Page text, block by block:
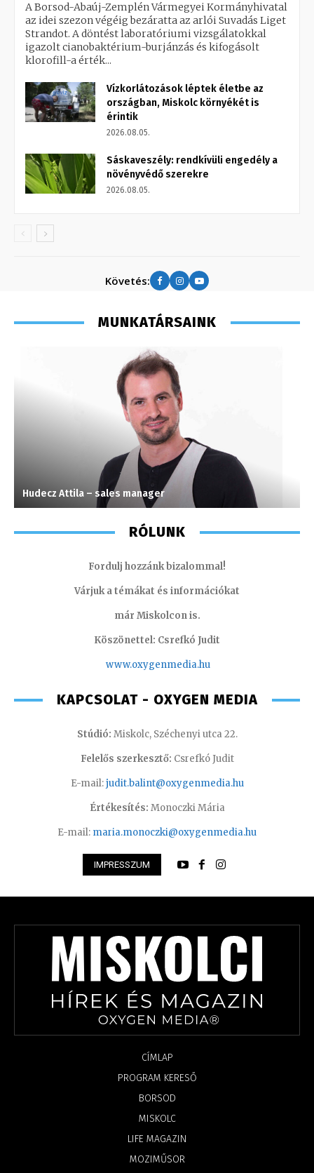
A Borsod-Abaúj-Zemplén Vármegyei Kormányhivatal
az idei szezon végéig bezáratta az arlói Suvadás Liget
Strandot. A döntést laboratóriumi vizsgálatokkal
igazolt cianobaktérium-burjánzás és kifogásolt
klorofill-a érték...
Vízkorlátozások léptek életbe az
országban, Miskolc környékét is
érintik
2026.08.05.
Sáskaveszély: rendkívüli engedély a
növényvédő szerekre
2026.08.05.
Követés:
MUNKATÁRSAINK
Hudecz Attila – sales manager
RÓLUNK
Fordulj hozzánk bizalommal!
Várjuk a témákat és információkat
már Miskolcon is.
Köszönettel: Csrefkó Judit
www.oxygenmedia.hu
KAPCSOLAT - OXYGEN MEDIA
Stúdió: Miskolc, Széchenyi utca 22.
Felelős szerkesztő: Csrefkó Judit
E-mail:judit.balint@oxygenmedia.hu
Értékesítés: Monoczki Mária
E-mail: maria.monoczki@oxygenmedia.hu
IMPRESSZUM
CÍMLAP
PROGRAM KERESŐ
BORSOD
MISKOLC
LIFE MAGAZIN
MOZIMŰSOR